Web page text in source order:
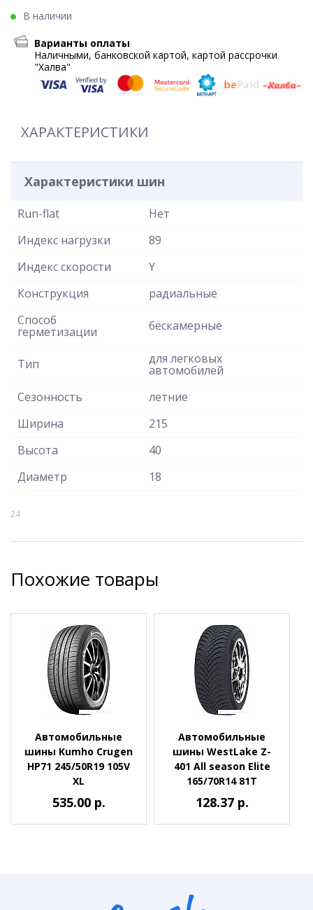
В наличии
Варианты оплаты
Наличными, банковской картой, картой рассрочки
"Халва"
ХАРАКТЕРИСТИКИ
Характеристики шин
Run-flat
Нет
Индекс нагрузки
89
Индекс скорости
Y
Конструкция
радиальные
Способ
герметизации бескамерные
Тип для легковых
автомобилей
Сезонность
летние
Ширина
215
Высота
40
Диаметр
18
24
Похожие товары
Автомобильные
шины Kumho Crugen
HP71 245/50R19 105V
XL
535.00 р.
Автомобильные
шины WestLake Z-
401 All season Elite
165/70R14 81T
128.37 р.